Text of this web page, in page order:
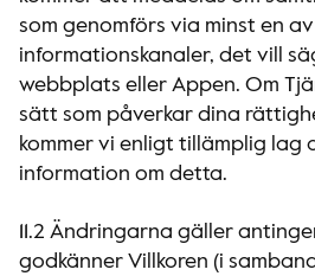
som genomförs via minst en
informationskanaler, det vill
webbplats eller Appen. Om
sätt som påverkar dina
kommer vi enligt tillämplig lag
information om detta.
11.2 Ändringarna gäller
godkänner Villkoren (i